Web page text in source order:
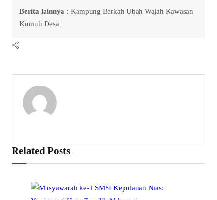
Berita lainnya : Kampung Berkah Ubah Wajah Kawasan
Kumuh Desa
Related Posts